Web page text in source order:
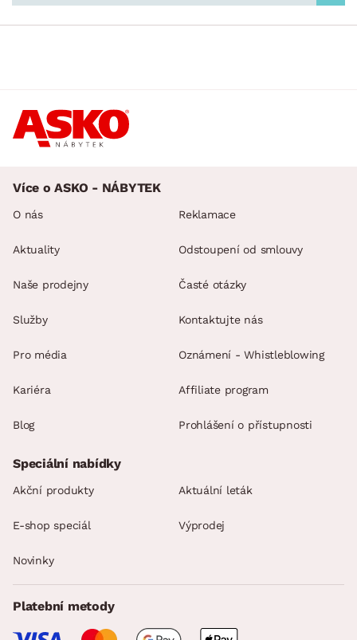
Více o ASKO - NÁBYTEK
O nás
Aktuality
Naše prodejny
Služby
Pro média
Kariéra
Blog
Reklamace
Odstoupení od smlouvy
Časté otázky
Kontaktujte nás
Oznámení - Whistleblowing
Affiliate program
Prohlášení o přístupnosti
Speciální nabídky
Akční produkty Aktuální leták
E-shop speciál Výprodej
Novinky
Platební metody